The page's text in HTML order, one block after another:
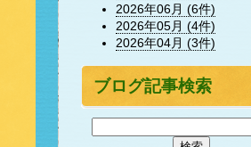
2026年06月 (6件)
2026年05月 (4件)
2026年04月 (3件)
ブログ記事検索